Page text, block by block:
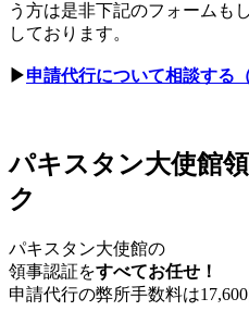
う方は是非下記のフォームも
しております。
▶申請代行について相談する（
パキスタン大使館
ク
パキスタン大使館の
領事認証をすべてお任せ！
申請代行の弊所手数料は17,600